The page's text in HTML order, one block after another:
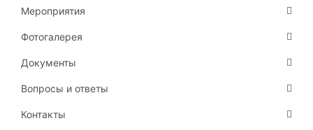
Мероприятия
Фотогалерея
Документы
Вопросы и ответы
Контакты